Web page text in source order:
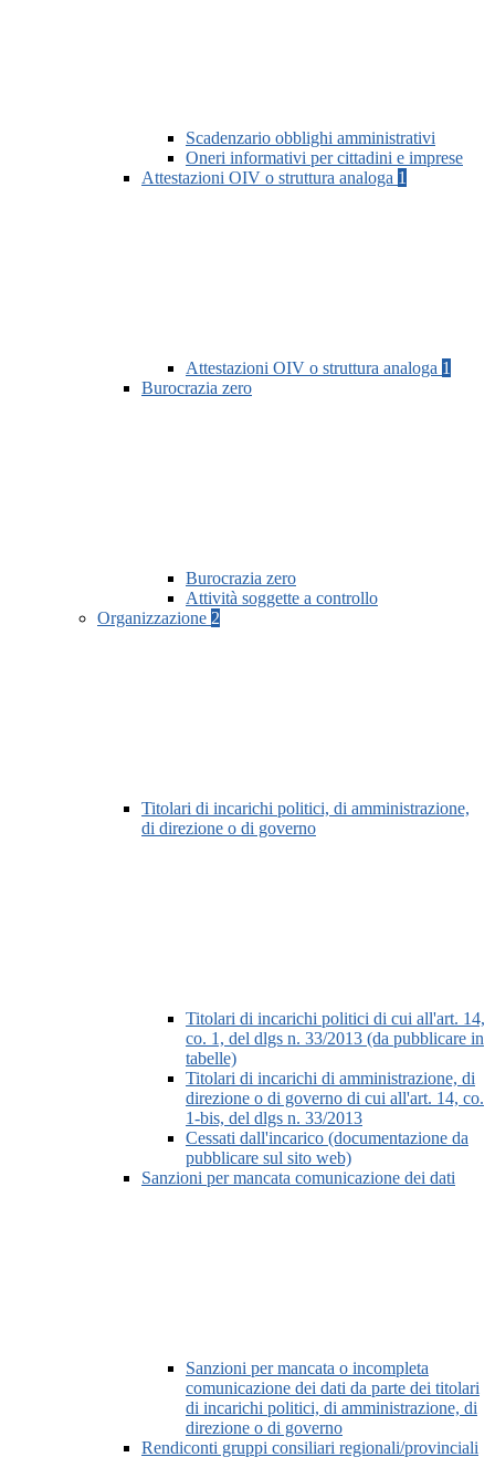
Scadenzario obblighi amministrativi
Oneri informativi per cittadini e imprese
Attestazioni OIV o struttura analoga 1
Attestazioni OIV o struttura analoga 1
Burocrazia zero
Burocrazia zero
Attività soggette a controllo
Organizzazione 2
Titolari di incarichi politici, di amministrazione,
di direzione o di governo
Titolari di incarichi politici di cui all'art. 14,
co. 1, del dlgs n. 33/2013 (da pubblicare in
tabelle)
Titolari di incarichi di amministrazione, di
direzione o di governo di cui all'art. 14, co.
1-bis, del dlgs n. 33/2013
Cessati dall'incarico (documentazione da
pubblicare sul sito web)
Sanzioni per mancata comunicazione dei dati
Sanzioni per mancata o incompleta
comunicazione dei dati da parte dei titolari
di incarichi politici, di amministrazione, di
direzione o di governo
Rendiconti gruppi consiliari regionali/provinciali